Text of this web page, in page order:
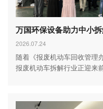
万国环保设备助力中小
2026.07.24
随着《报废机动车回收管理
报废机动车拆解行业正迎来